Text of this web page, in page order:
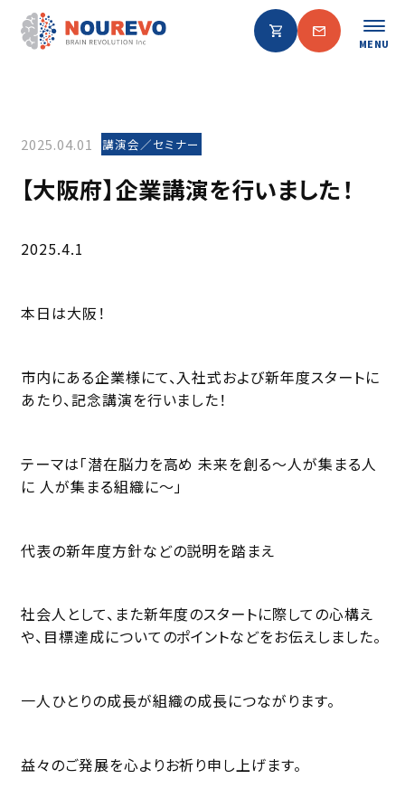
MENU
2025.04.01 講演会／セミナー
【大阪府】企業講演を行いました！
2025.4.1
本日は大阪！
市内にある企業様にて、入社式および新年度スタートに
あたり、記念講演を行いました！
テーマは「潜在脳力を高め 未来を創る〜人が集まる人
に 人が集まる組織に〜」
代表の新年度方針などの説明を踏まえ
社会人として、また新年度のスタートに際しての心構え
や、目標達成についてのポイントなどをお伝えしました。
一人ひとりの成長が組織の成長につながります。
益々のご発展を心よりお祈り申し上げます。